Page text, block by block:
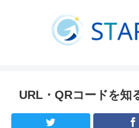
URL・QRコードを知